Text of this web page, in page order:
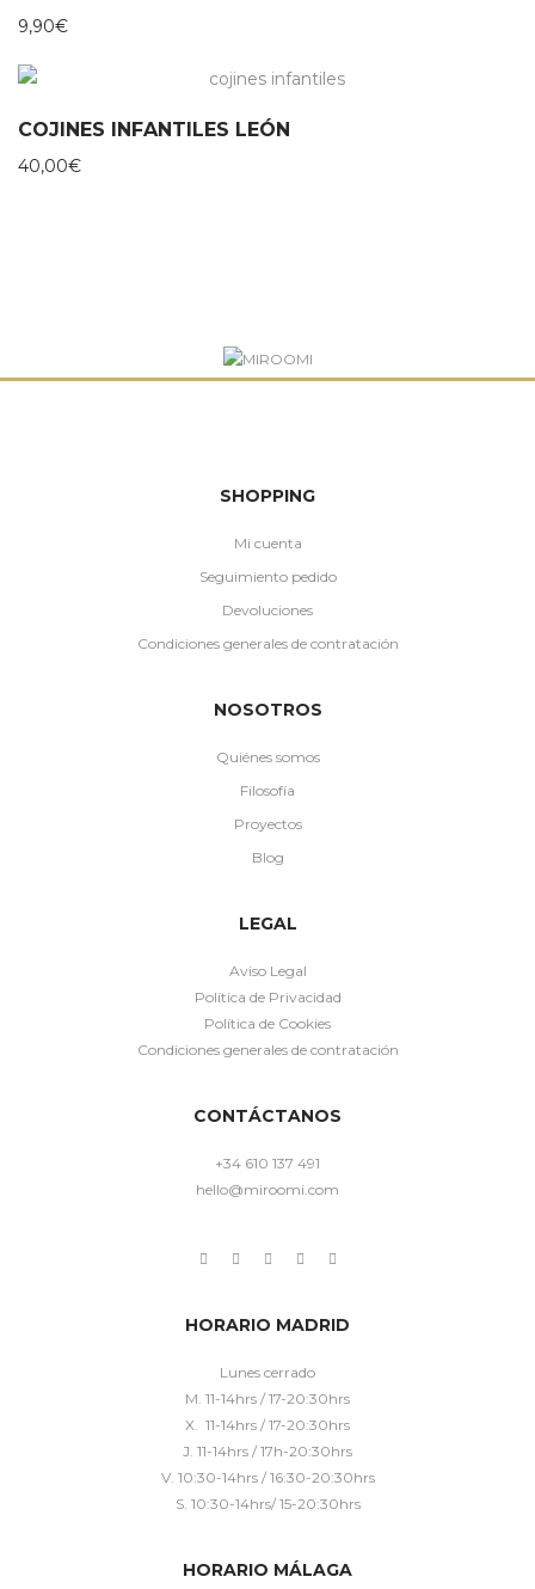
9,90€
COJINES INFANTILES LEÓN
40,00€
SHOPPING
Mi cuenta
Seguimiento pedido
Devoluciones
Condiciones generales de contratación
NOSOTROS
Quiénes somos
Filosofía
Proyectos
Blog
LEGAL
Aviso Legal
Política de Privacidad
Política de Cookies
Condiciones generales de contratación
CONTÁCTANOS
+34 610 137 491
hello@miroomi.com
HORARIO MADRID
Lunes cerrado
M. 11-14hrs / 17-20:30hrs
X. 11-14hrs / 17-20:30hrs
J. 11-14hrs / 17h-20:30hrs
V. 10:30-14hrs / 16:30-20:30hrs
S. 10:30-14hrs/ 15-20:30hrs
HORARIO MÁLAGA